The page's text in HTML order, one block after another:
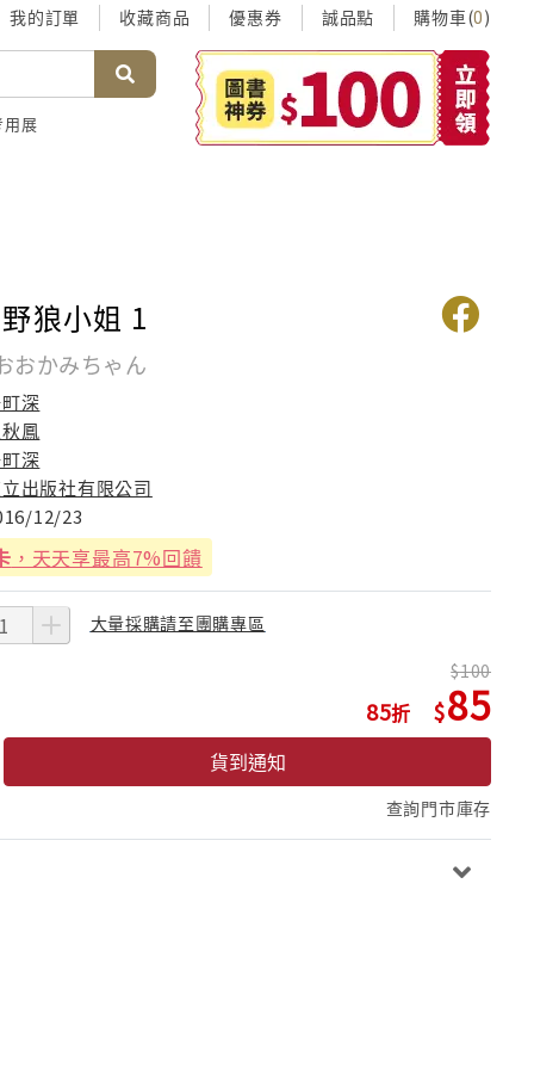
我的訂單 收藏商品 優惠券 誠品點 購物車(0)
用展
狼小姐 1
おかみちゃん
深
鳳
深
出版社有限公司
12/23
，天天享最高7%回饋
大量採購請至團購專區
85
100
85
貨到通知
查詢門市庫存